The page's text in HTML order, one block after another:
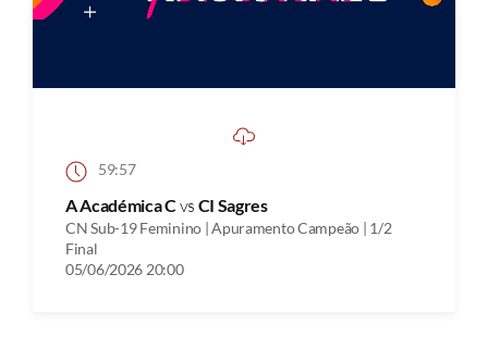
59:57
A Académica Cvs CI Sagres
CN Sub-19 Feminino | Apuramento Campeão | 1/2
Final
05/06/2026 20:00